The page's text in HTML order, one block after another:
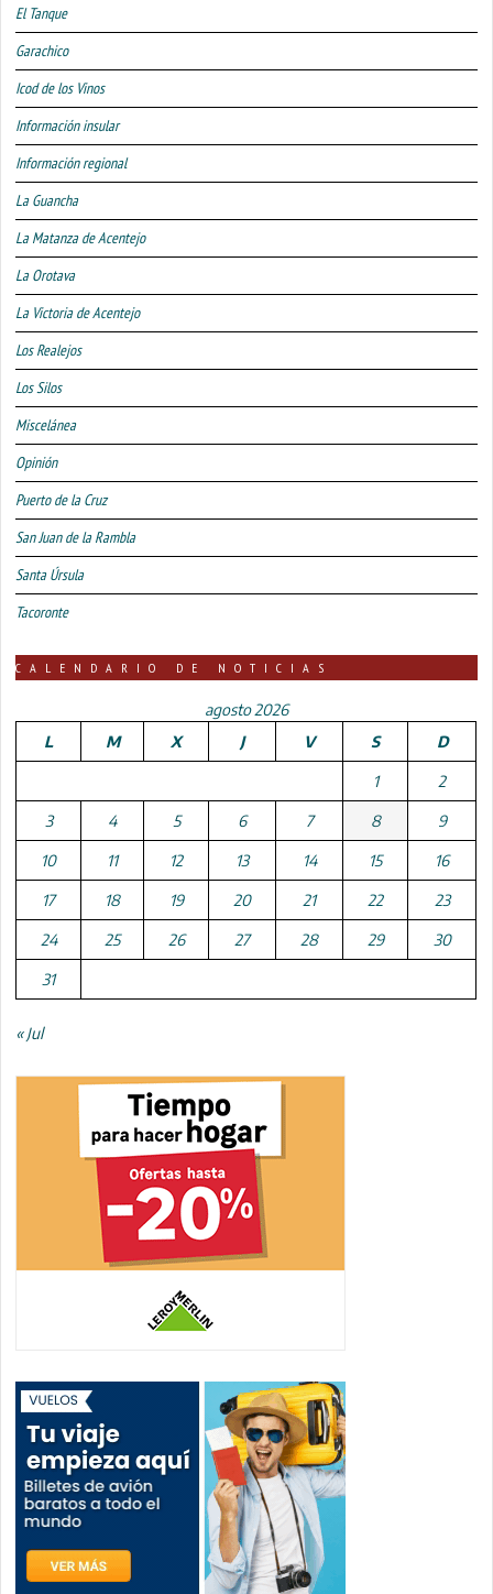
El Tanque
Garachico
Icod de los Vinos
Información insular
Información regional
La Guancha
La Matanza de Acentejo
La Orotava
La Victoria de Acentejo
Los Realejos
Los Silos
Miscelánea
Opinión
Puerto de la Cruz
San Juan de la Rambla
Santa Úrsula
Tacoronte
CALENDARIO DE NOTICIAS
agosto 2026
L
M X J V S D
1 2
3 4 5 6 7 8 9
10 11 12 13 14 15 16
17 18 19 20 21 22 23
24 25 26 27 28 29 30
31
« Jul